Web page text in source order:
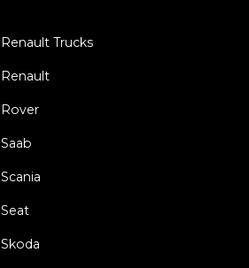
Renault Trucks
Renault
Rover
Saab
Scania
Seat
Skoda